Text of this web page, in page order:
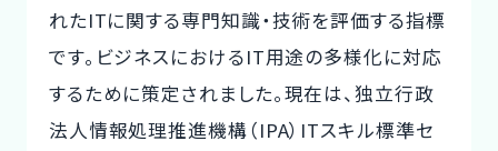
れたITに関する専門知識・技術を評価する指標
です。ビジネスにおけるIT用途の多様化に対応
するために策定されました。現在は、独立行政
法人情報処理推進機構（IPA）ITスキル標準セ